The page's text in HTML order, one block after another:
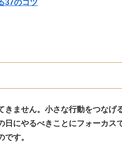
37のコツ
きません。小さな行動をつな
日にやるべきことにフォーカス
す。